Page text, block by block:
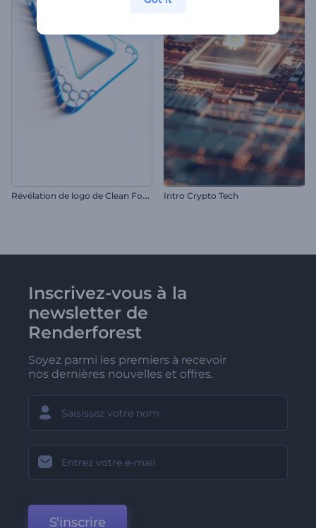
R
évélation de logo de Clean Forming Intro Crypto Tech
Inscrivez-vous à la
newsletter de
Renderforest
Soyez parmi les premiers à recevoir
nos dernières nouvelles et offres.
S'inscrire